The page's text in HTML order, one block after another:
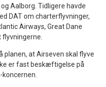
Aalborg. Tidligere havde
DAT om charterflyvninger,
Airways, Great Dane
planen, at Airseven skal flyve
er fast beskæftigelse på